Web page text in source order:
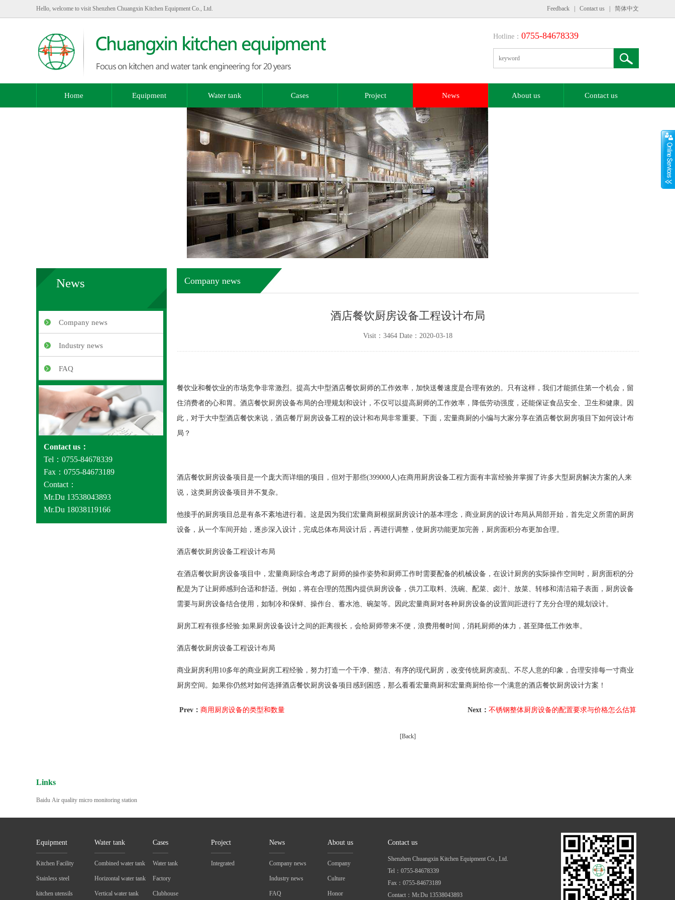
Hello, welcome to visit Shenzhen Chuangxin Kitchen Equipment Co., Ltd. Feedback Contact us 简体中文
Hotline： 0755-84678339
Home Equipment Water tank Cases Project News About us Contact us
News
Company news
Industry news
FAQ
Contact us：
Tel：0755-84678339
Fax：0755-84673189
Contact：
Mr.Du 13538043893
Mr.Du 18038119166
Company news
酒店餐饮厨房设备工程设计布局
Visit：3464 Date：2020-03-18
餐饮业和餐饮业的市场竞争非常激烈。提高大中型酒店餐饮厨师的工作效率，加快送餐速度是合理有效的。只有这样，我们才能抓住第一个机会，留
住消费者的心和胃。酒店餐饮厨房设备布局的合理规划和设计，不仅可以提高厨师的工作效率，降低劳动强度，还能保证食品安全、卫生和健康。因
此，对于大中型酒店餐饮来说，酒店餐厅厨房设备工程的设计和布局非常重要。下面，宏量商厨的小编与大家分享在酒店餐饮厨房项目下如何设计布
局？
酒店餐饮厨房设备项目是一个庞大而详细的项目，但对于那些(399000人)在商用厨房设备工程方面有丰富经验并掌握了许多大型厨房解决方案的人来
说，这类厨房设备项目并不复杂。
他接手的厨房项目总是有条不紊地进行着。这是因为我们宏量商厨根据厨房设计的基本理念，商业厨房的设计布局从局部开始，首先定义所需的厨房
设备，从一个车间开始，逐步深入设计，完成总体布局设计后，再进行调整，使厨房功能更加完善，厨房面积分布更加合理。
酒店餐饮厨房设备工程设计布局
在酒店餐饮厨房设备项目中，宏量商厨综合考虑了厨师的操作姿势和厨师工作时需要配备的机械设备，在设计厨房的实际操作空间时，厨房面积的分
配是为了让厨师感到合适和舒适。例如，将在合理的范围内提供厨房设备，供刀工取料、洗碗、配菜、卤汁、放菜、转移和清洁箱子表面，厨房设备
需要与厨房设备结合使用，如制冷和保鲜、操作台、蓄水池、碗架等。因此宏量商厨对各种厨房设备的设置间距进行了充分合理的规划设计。
厨房工程有很多经验:如果厨房设备设计之间的距离很长，会给厨师带来不便，浪费用餐时间，消耗厨师的体力，甚至降低工作效率。
酒店餐饮厨房设备工程设计布局
商业厨房利用10多年的商业厨房工程经验，努力打造一个干净、整洁、有序的现代厨房，改变传统厨房凌乱、不尽人意的印象，合理安排每一寸商业
厨房空间。如果你仍然对如何选择酒店餐饮厨房设备项目感到困惑，那么看看宏量商厨和宏量商厨给你一个满意的酒店餐饮厨房设计方案！
Prev： 商用厨房设备的类型和数量 Next： 不锈钢整体厨房设备的配置要求与价格怎么估算
[Back]
Links
Baidu Air quality micro monitoring station
Equipment
Kitchen Facility
Stainless steel
kitchen utensils
Water tank
Combined water tank
Horizontal water tank
Vertical water tank
Cases
Water tank
Factory
Clubhouse
Project
Integrated
News
Company news
Industry news
FAQ
About us
Company
Culture
Honor
Contact us
Shenzhen Chuangxin Kitchen Equipment Co., Ltd.
Tel：0755-84678339
Fax：0755-84673189
Contact：Mr.Du 13538043893